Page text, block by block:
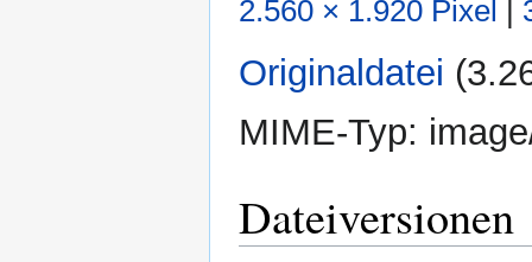
2.560 × 1.920 Pixel |
Originaldatei
MIME-Typ:
Dateiversionen